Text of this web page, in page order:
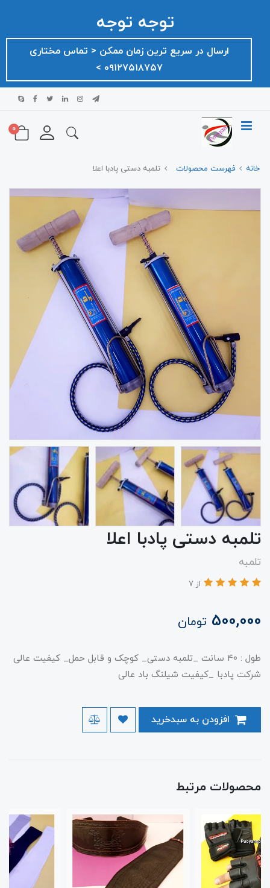
توجه توجه
ارسال در سریع ترین زمان ممکن ‌< تماس مختاری
۰۹۱۲۷۵۱۸۷۵۷ >
0
خانه فهرست محصولات تلمبه دستی پادبا اعلا
تلمبه دستی پادبا اعلا
تلمبه
از 7
500,000 تومان
طول : ۴۰ سانت _تلمبه دستی_ کوچک و قابل حمل_ کیفیت عالی
شرکت پادبا _کیفیت شیلنگ باد عالی
محصولات مرتبط